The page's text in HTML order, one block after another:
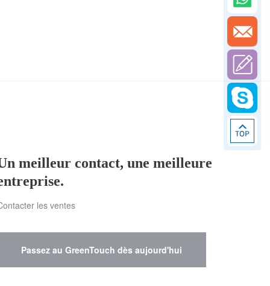
meilleur contact, une meilleure
les ventes
Passez au GreenTouch dès aujourd'hui